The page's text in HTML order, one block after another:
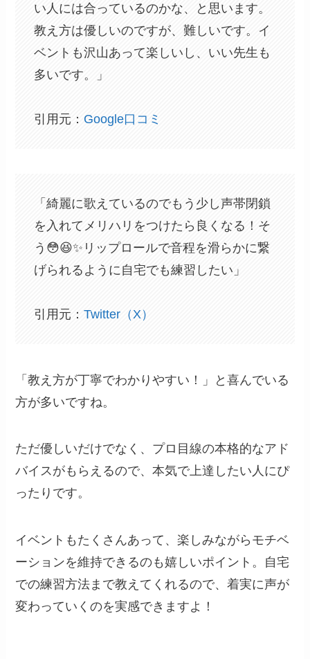
い人には合っているのかな、と思います。
教え方は優しいのですが、難しいです。イ
ベントも沢山あって楽しいし、いい先生も
多いです。」
引用元： Google口コミ
「綺麗に歌えているのでもう少し声帯閉鎖
を入れてメリハリをつけたら良くなる！そ
う😳😆✨リップロールで音程を滑らかに繋
げられるように自宅でも練習したい」
引用元：Twitter（X）
「教え方が丁寧でわかりやすい！」と喜んでいる
方が多いですね。
ただ優しいだけでなく、プロ目線の本格的なアド
バイスがもらえるので、本気で上達したい人にぴ
ったりです。
イベントもたくさんあって、楽しみながらモチベ
ーションを維持できるのも嬉しいポイント。自宅
での練習方法まで教えてくれるので、着実に声が
変わっていくのを実感できますよ！